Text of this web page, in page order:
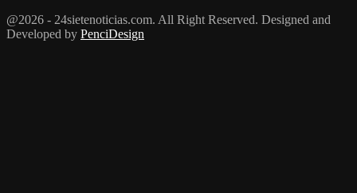
@2026 - 24sietenoticias.com. All Right Reserved. Designed and
Developed by PenciDesign